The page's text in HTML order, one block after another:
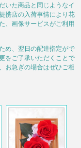
いた商品と同じようなイ
携店の入荷事情により花
、画像サービスがご利用
め、翌日の配達指定がで
をご了承いただくことで
お急ぎの場合はぜひご相